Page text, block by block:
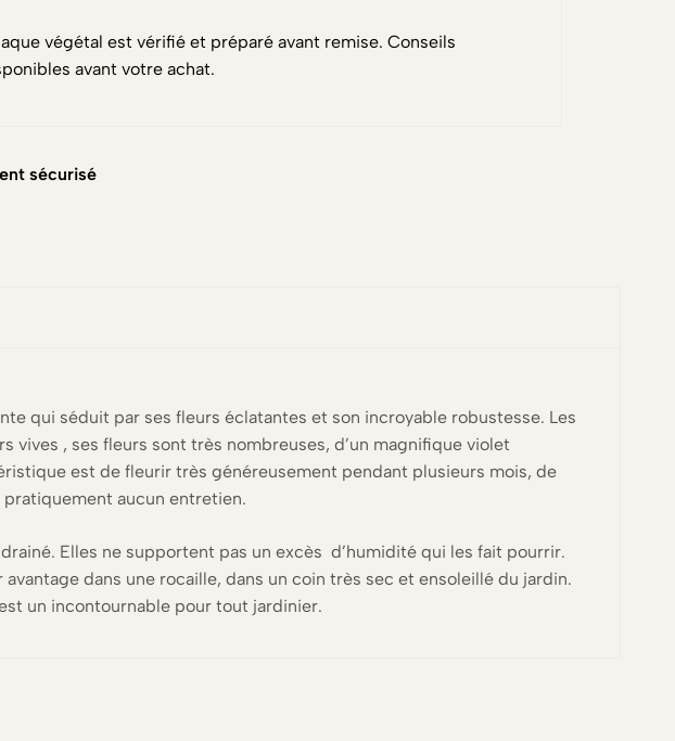
végétal est vérifié et préparé avant remise. Conseils
avant votre achat.
sécurisé
qui séduit par ses fleurs éclatantes et son incroyable robustesse. Les
, ses fleurs sont très nombreuses, d’un magnifique violet
est de fleurir très généreusement pendant plusieurs mois, de
aucun entretien.
Elles ne supportent pas un excès d’humidité qui les fait pourrir.
dans une rocaille, dans un coin très sec et ensoleillé du jardin.
un incontournable pour tout jardinier.